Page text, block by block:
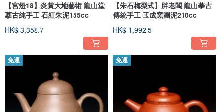
【宮燈18】炎黃大地藝術 龍山堂
摹古純手工 石紅朱泥155cc
HK$ 3,358.7
【朱石梅梨式】胖老闆 龍山摹古
傳統手工 玉成窯團泥210cc
HK$ 1,992.5
免運 免運